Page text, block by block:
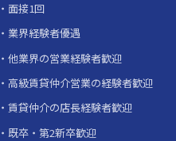
面接1回
業界経験者優遇
他業界の営業経験者歓迎
高級賃貸仲介営業の経験者歓迎
賃貸仲介の店長経験者歓迎
既卒・第2新卒歓迎